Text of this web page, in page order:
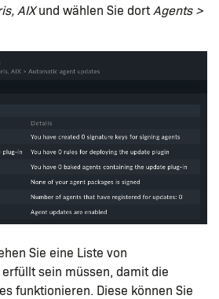
AIXund wählen Sie dort Agents >
Sie eine Liste von
sein müssen, damit die
funktionieren. Diese können Sie